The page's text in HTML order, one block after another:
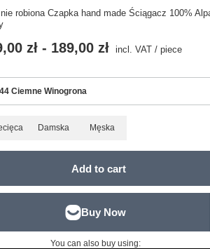
robiona Czapka hand made Ściągacz 100%
Ciemne Winogrona
Damska Męska
zł - 189,00 zł incl. VAT /piece
Add to cart
You can also buy using: